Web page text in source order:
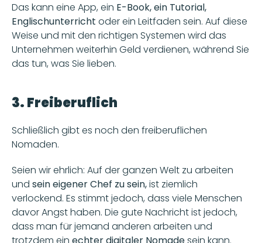
Das kann eine App, ein E-Book, ein Tutorial,
Englischunterricht oder ein Leitfaden sein. Auf diese
Weise und mit den richtigen Systemen wird das
Unternehmen weiterhin Geld verdienen, während Sie
das tun, was Sie lieben.
3. Freiberuflich
Schließlich gibt es noch den freiberuflichen
Nomaden.
Seien wir ehrlich: Auf der ganzen Welt zu arbeiten
und sein eigener Chef zu sein, ist ziemlich
verlockend. Es stimmt jedoch, dass viele Menschen
davor Angst haben. Die gute Nachricht ist jedoch,
dass man für jemand anderen arbeiten und